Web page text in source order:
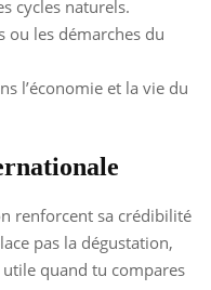
cycles naturels.
ou les démarches du
l’économie et la vie du
renforcent sa crédibilité
pas la dégustation,
quand tu compares